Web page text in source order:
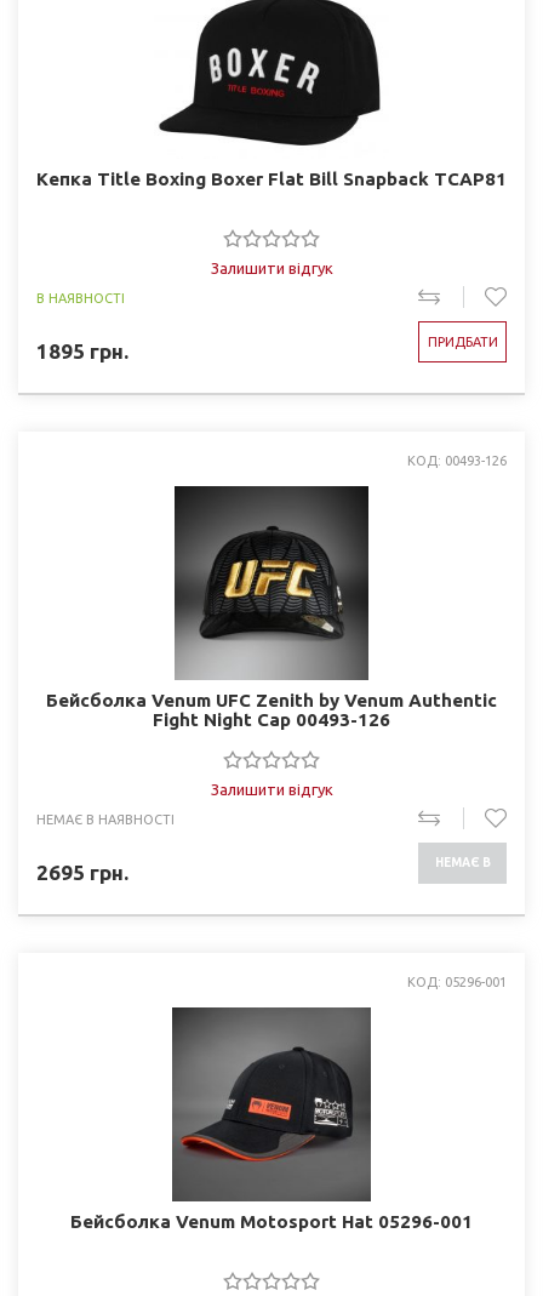
Кепка Title Boxing Boxer Flat Bill Snapback TCAP81
Залишити відгук
В НАЯВНОСТІ
1895 грн. ПРИДБАТИ
КОД: 00493-126
Бейсболка Venum UFC Zenith by Venum Authentic
Fight Night Cap 00493-126
Залишити відгук
НЕМАЄ В НАЯВНОСТІ
2695 грн. НЕМАЄ В
КОД: 05296-001
Бейсболка Venum Motosport Hat 05296-001